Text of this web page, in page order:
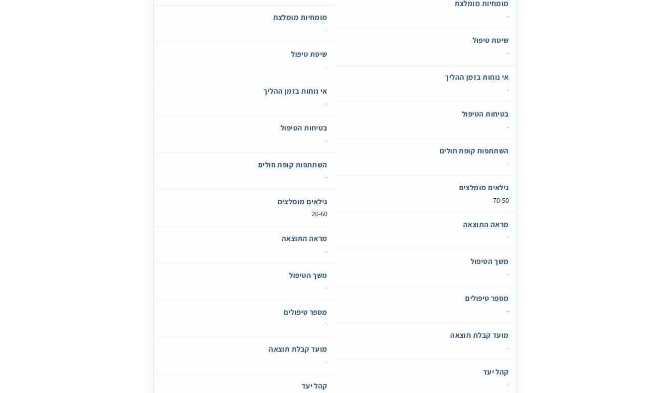
מומחיות מומלצת
-
שיטת טיפול
-
אי נוחות בזמן ההליך
-
בטיחות הטיפול
-
השתתפות קופת חולים
-
גילאים מומלצים
70-50
מראה התוצאה
-
משך הטיפול
-
מספר טיפולים
-
מועד קבלת תוצאה
-
קהל יעד
-
מומחיות מומלצת
-
שיטת טיפול
-
אי נוחות בזמן ההליך
-
בטיחות הטיפול
-
השתתפות קופת חולים
-
גילאים מומלצים
20-60
מראה התוצאה
-
משך הטיפול
-
מספר טיפולים
-
מועד קבלת תוצאה
-
קהל יעד